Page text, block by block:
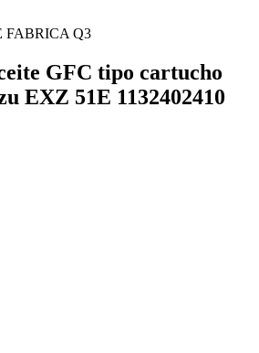
FABRICA Q3
GFC tipo cartucho
EXZ 51E 1132402410